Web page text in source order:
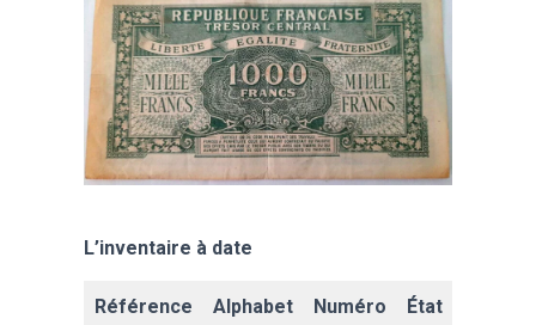
L’inventaire à date
Référence Alphabet Numéro État